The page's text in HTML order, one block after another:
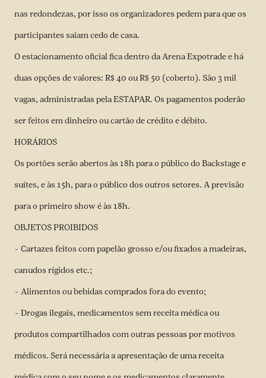
nas redondezas, por isso os organizadores pedem para que os
participantes saiam cedo de casa.
O estacionamento oficial fica dentro da Arena Expotrade e há
duas opções de valores: R$ 40 ou R$ 50 (coberto). São 3 mil
vagas, administradas pela ESTAPAR. Os pagamentos poderão
ser feitos em dinheiro ou cartão de crédito e débito.
HORÁRIOS
Os portões serão abertos às 18h para o público do Backstage e
suítes, e às 15h, para o público dos outros setores. A previsão
para o primeiro show é às 18h.
OBJETOS PROIBIDOS
– Cartazes feitos com papelão grosso e/ou fixados a madeiras,
canudos rígidos etc.;
– Alimentos ou bebidas comprados fora do evento;
– Drogas ilegais, medicamentos sem receita médica ou
produtos compartilhados com outras pessoas por motivos
médicos. Será necessária a apresentação de uma receita